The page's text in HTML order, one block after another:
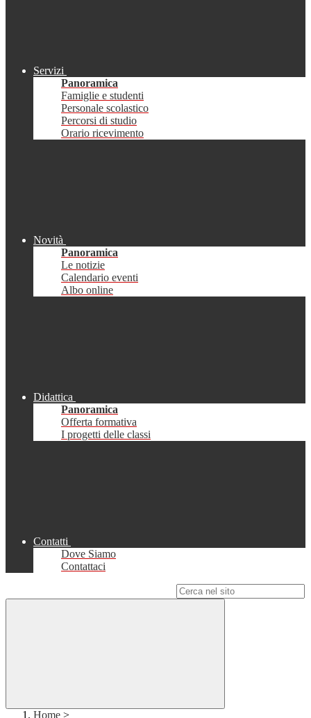
Servizi
Panoramica
Famiglie e studenti
Personale scolastico
Percorsi di studio
Orario ricevimento
Novità
Panoramica
Le notizie
Calendario eventi
Albo online
Didattica
Panoramica
Offerta formativa
I progetti delle classi
Contatti
Dove Siamo
Contattaci
Home >